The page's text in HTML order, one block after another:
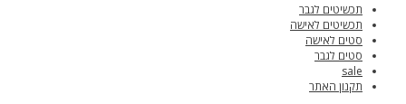
תכשיטים לגבר
תכשיטים לאישה
סטים לאישה
סטים לגבר
sale
תקנון האתר